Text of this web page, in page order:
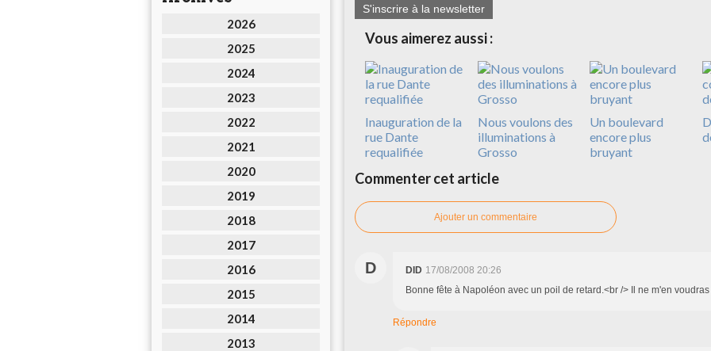
2026
2025
2024
2023
2022
2021
2020
2019
2018
2017
2016
2015
2014
2013
S'inscrire à la newsletter
Vous aimerez aussi :
Inauguration de la
rue Dante
requalifiée
Nous voulons des
illuminations à
Grosso
Un boulevard
encore plus
bruyant
Commenter cet article
Ajouter un commentaire
D DID 17/08/2008 20:26
Bonne fête à Napoléon avec un poil de retard.<br /> Il ne m'en
Répondre